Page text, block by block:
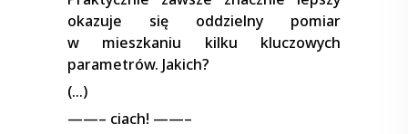
okazuje się oddzielny pomiar
w mieszkaniu kilku kluczowych
parametrów. Jakich?
(…)
——– ciach! ——–